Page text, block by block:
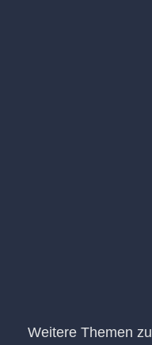
Weitere Themen zu